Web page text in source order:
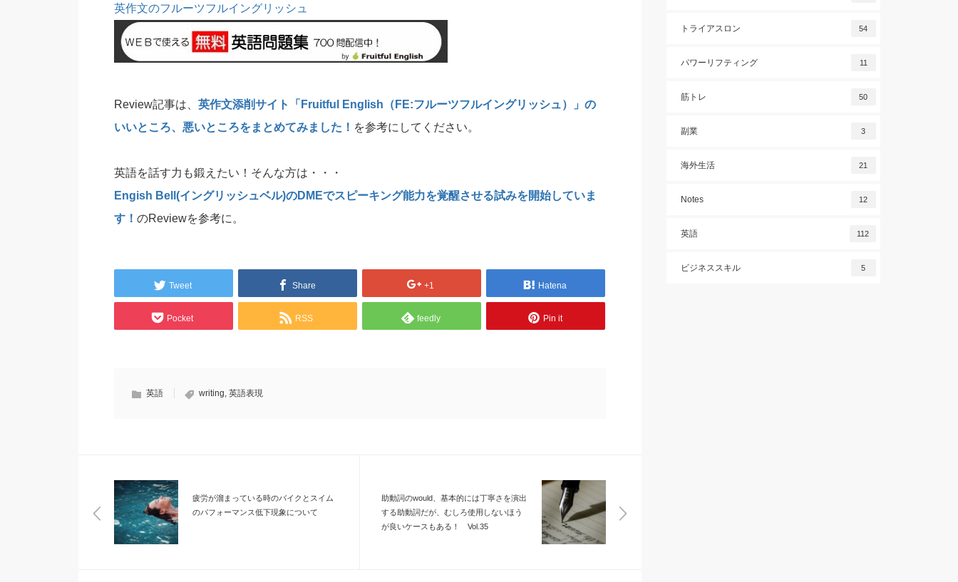
英作文のフルーツフルイングリッシュ
Review記事は、 英作文添削サイト「Fruitful English（FE:フルーツフルイングリッシュ）」の
いいところ、悪いところをまとめてみました！ を参考にしてください。
英語を話す力も鍛えたい！そんな方は・・・
Engish Bell(イングリッシュベル)のDMEでスピーキング能力を覚醒させる試みを開始していま
す！ のReviewを参考に。
Tweet Share +1 Hatena
Pocket RSS feedly Pin it
英語 writing, 英語表現
疲労が溜まっている時のバイクとスイム
のパフォーマンス低下現象について
助動詞のwould、基本的には丁寧さを演出
する助動詞だが、むしろ使用しないほう
が良いケースもある！ Vol.35
トライアスロン 54
パワーリフティング 11
筋トレ 50
副業 3
海外生活 21
Notes 12
英語 112
ビジネススキル 5